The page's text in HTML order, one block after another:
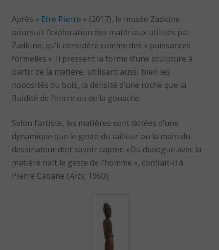
Après « Etre Pierre » (2017), le musée Zadkine
poursuit l’exploration des matériaux utilisés par
Zadkine, qu’il considère comme des « puissances
formelles ». Il pressent la forme d’une sculpture à
partir de la matière, utilisant aussi bien les
nodosités du bois, la densité d’une roche que la
fluidité de l’encre ou de la gouache.
Selon l’artiste, les matières sont dotées d’une
dynamique que le geste du tailleur ou la main du
dessinateur doit savoir capter. »Du dialogue avec la
matière naît le geste de l’homme », confiait-il à
Pierre Cabane (Arts, 1960).